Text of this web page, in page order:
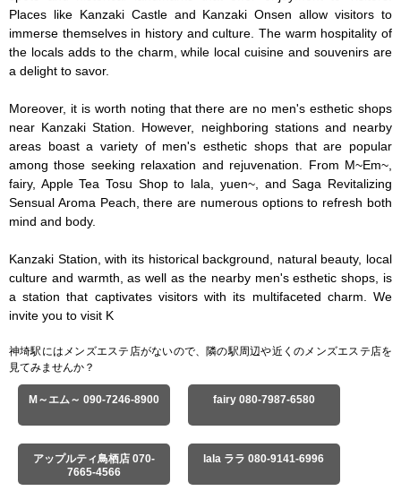
Places like Kanzaki Castle and Kanzaki Onsen allow visitors to
immerse themselves in history and culture. The warm hospitality of
the locals adds to the charm, while local cuisine and souvenirs are
a delight to savor.
Moreover, it is worth noting that there are no men's esthetic shops
near Kanzaki Station. However, neighboring stations and nearby
areas boast a variety of men's esthetic shops that are popular
among those seeking relaxation and rejuvenation. From M~Em~,
fairy, Apple Tea Tosu Shop to lala, yuen~, and Saga Revitalizing
Sensual Aroma Peach, there are numerous options to refresh both
mind and body.
Kanzaki Station, with its historical background, natural beauty, local
culture and warmth, as well as the nearby men's esthetic shops, is
a station that captivates visitors with its multifaceted charm. We
invite you to visit K
神埼駅にはメンズエステ店がないので、隣の駅周辺や近くのメンズエステ店を
見てみませんか？
M～エム～ 090-7246-8900 fairy 080-7987-6580
アップルティ鳥栖店 070-
7665-4566
lala ララ 080-9141-6996